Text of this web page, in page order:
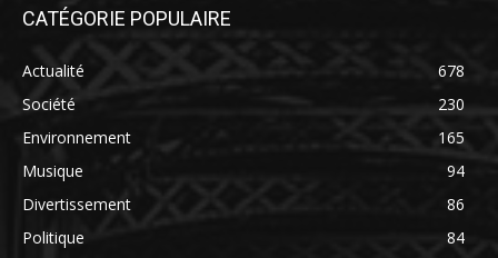
CATÉGORIE POPULAIRE
Actualité
678
Société
230
Environnement
165
Musique
94
Divertissement
86
Politique
84